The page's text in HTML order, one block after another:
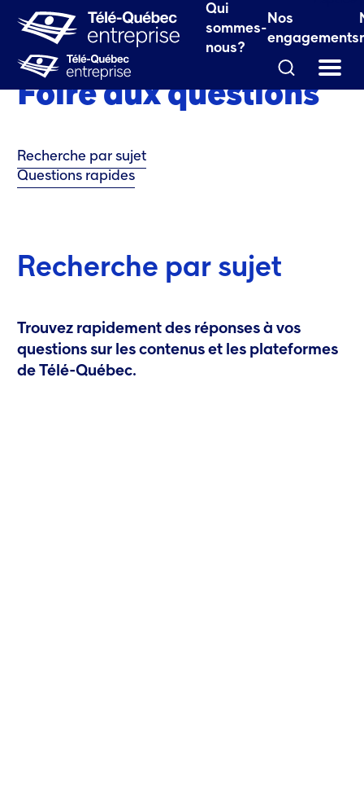
Qui
sommes-
nous?
Nos
engagements
fenêtre.)
Foire auxquestions
Recherche par sujet
Questions rapides
Recherche par sujet
Trouvez rapidement des réponses à vos
questions sur les contenus et les plateformes
de Télé-Québec.